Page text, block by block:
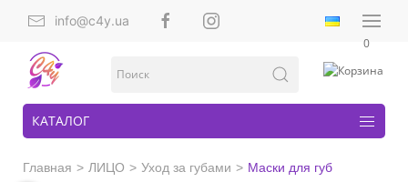
info@c4y.ua
0
КАТАЛОГ
Главная ЛИЦО Уход за губами Маски для губ